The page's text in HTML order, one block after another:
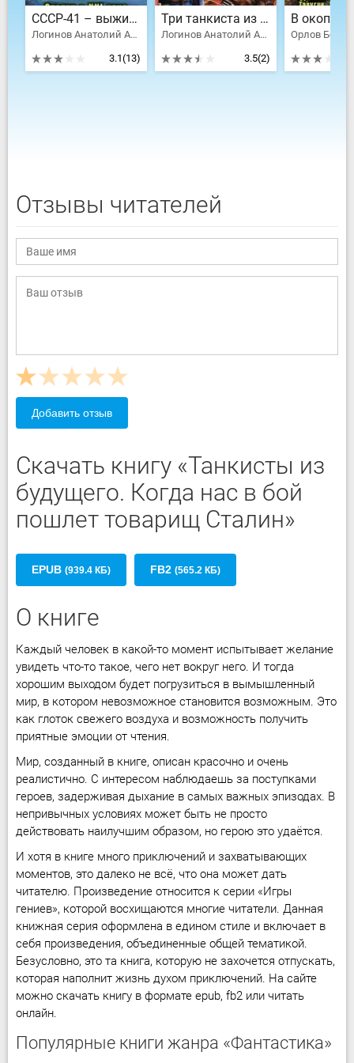
СССР-41 – выжить в будущем
Логинов Анатолий Анатольевич
3.1(13)
Три танкиста из будущего. Танк прорыва времени КВ-2
Логинов Анатолий Анатольевич
3.5(2)
В окопах
Отзывы читателей
Добавить отзыв
Скачать книгу «Танкисты из
будущего. Когда нас в бой
пошлет товарищ Сталин»
EPUB (939.4 КБ) FB2 (565.2 КБ)
О книге
Каждый человек в какой-то момент испытывает желание
увидеть что-то такое, чего нет вокруг него. И тогда
хорошим выходом будет погрузиться в вымышленный
мир, в котором невозможное становится возможным. Это
как глоток свежего воздуха и возможность получить
приятные эмоции от чтения.
Мир, созданный в книге, описан красочно и очень
реалистично. С интересом наблюдаешь за поступками
героев, задерживая дыхание в самых важных эпизодах. В
непривычных условиях может быть не просто
действовать наилучшим образом, но герою это удаётся.
И хотя в книге много приключений и захватывающих
моментов, это далеко не всё, что она может дать
читателю. Произведение относится к серии «Игры
гениев», которой восхищаются многие читатели. Данная
книжная серия оформлена в едином стиле и включает в
себя произведения, объединенные общей тематикой.
Безусловно, это та книга, которую не захочется отпускать,
которая наполнит жизнь духом приключений. На сайте
можно скачать книгу в формате epub, fb2 или читать
онлайн.
Популярные книги жанра «Фантастика»